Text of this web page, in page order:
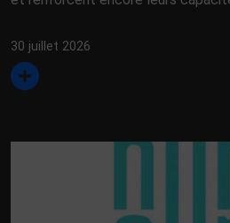
30 juillet 2026